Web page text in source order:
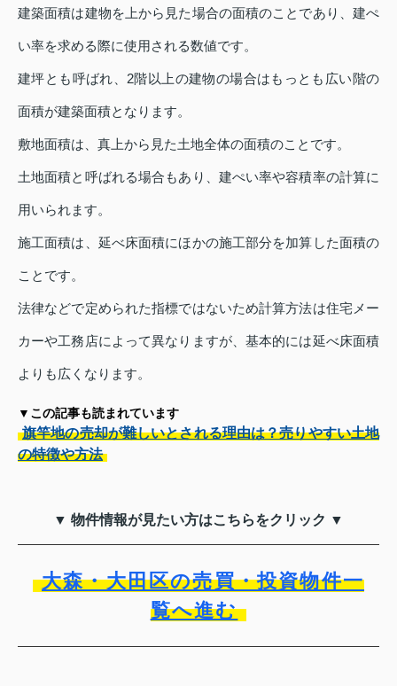
建築面積は建物を上から見た場合の面積のことであり、建ぺ
い率を求める際に使用される数値です。
建坪とも呼ばれ、2階以上の建物の場合はもっとも広い階の
面積が建築面積となります。
敷地面積は、真上から見た土地全体の面積のことです。
土地面積と呼ばれる場合もあり、建ぺい率や容積率の計算に
用いられます。
施工面積は、延べ床面積にほかの施工部分を加算した面積の
ことです。
法律などで定められた指標ではないため計算方法は住宅メー
カーや工務店によって異なりますが、基本的には延べ床面積
よりも広くなります。
▼この記事も読まれています
旗竿地の売却が難しいとされる理由は？売りやすい土地
の特徴や方法
▼ 物件情報が見たい方はこちらをクリック ▼
大森・大田区の売買・投資物件一
覧へ進む